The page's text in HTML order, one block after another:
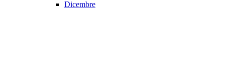
Dicembre